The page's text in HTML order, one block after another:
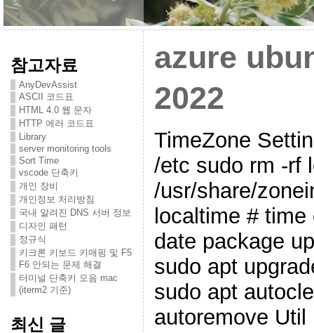
참고자료
AnyDevAssist
ASCII 코드표
HTML 4.0 웹 문자
HTTP 에러 코드표
Library
server monitoring tools
Sort Time
vscode 단축키
개인 장비
개인정보 처리방침
국내 알려진 DNS 서버 정보
디자인 패턴
정규식
키크론 키보드 키매핑 및 F5
F6 안되는 문제 해결
터미널 단축키 모음 mac
(iterm2 기준)
최신 글
azure
2022
TimeZone
/etc sudo rm -rf
/usr/share/
localtime #
date package
sudo apt
sudo apt
autoremove